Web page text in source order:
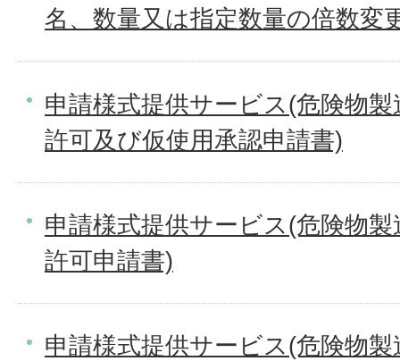
名、数量又は指定数量の倍数変
申請様式提供サービス(危険物
許可及び仮使用承認申請書)
申請様式提供サービス(危険物
許可申請書)
申請様式提供サービス(危険物